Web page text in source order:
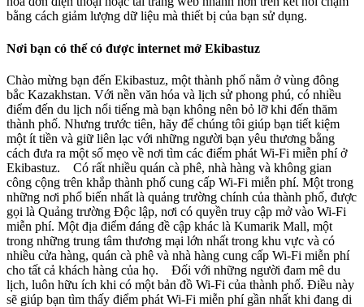
bằng cách giảm lượng dữ liệu mà thiết bị của bạn sử dụng.
Nơi bạn có thể có được internet mở Ekibastuz
Chào mừng bạn đến Ekibastuz, một thành phố nằm ở vùng đông
bắc Kazakhstan. Với nền văn hóa và lịch sử phong phú, có nhiều
điểm đến du lịch nổi tiếng mà bạn không nên bỏ lỡ khi đến thăm
thành phố. Nhưng trước tiên, hãy để chúng tôi giúp bạn tiết kiệm
một ít tiền và giữ liên lạc với những người bạn yêu thương bằng
cách đưa ra một số mẹo về nơi tìm các điểm phát Wi-Fi miễn phí ở
Ekibastuz. Có rất nhiều quán cà phê, nhà hàng và không gian
công cộng trên khắp thành phố cung cấp Wi-Fi miễn phí. Một trong
những nơi phổ biến nhất là quảng trường chính của thành phố, được
gọi là Quảng trường Độc lập, nơi có quyền truy cập mở vào Wi-Fi
miễn phí. Một địa điểm đáng đề cập khác là Kumarik Mall, một
trong những trung tâm thương mại lớn nhất trong khu vực và có
nhiều cửa hàng, quán cà phê và nhà hàng cung cấp Wi-Fi miễn phí
cho tất cả khách hàng của họ. Đối với những người đam mê du
lịch, luôn hữu ích khi có một bản đồ Wi-Fi của thành phố. Điều này
sẽ giúp bạn tìm thấy điểm phát Wi-Fi miễn phí gần nhất khi đang di